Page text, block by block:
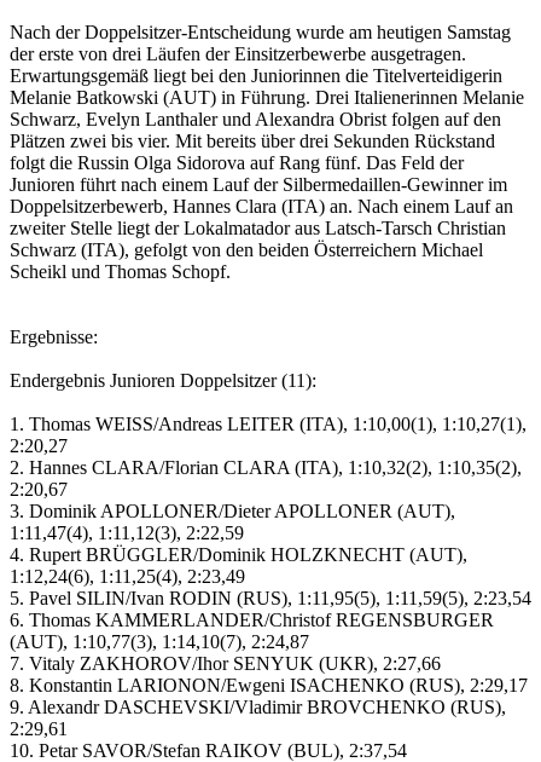
Nach der Doppelsitzer-Entscheidung wurde am heutigen Samstag
der erste von drei Läufen der Einsitzerbewerbe ausgetragen.
Erwartungsgemäß liegt bei den Juniorinnen die Titelverteidigerin
Melanie Batkowski (AUT) in Führung. Drei Italienerinnen Melanie
Schwarz, Evelyn Lanthaler und Alexandra Obrist folgen auf den
Plätzen zwei bis vier. Mit bereits über drei Sekunden Rückstand
folgt die Russin Olga Sidorova auf Rang fünf. Das Feld der
Junioren führt nach einem Lauf der Silbermedaillen-Gewinner im
Doppelsitzerbewerb, Hannes Clara (ITA) an. Nach einem Lauf an
zweiter Stelle liegt der Lokalmatador aus Latsch-Tarsch Christian
Schwarz (ITA), gefolgt von den beiden Österreichern Michael
Scheikl und Thomas Schopf.
Ergebnisse:
Endergebnis Junioren Doppelsitzer (11):
1. Thomas WEISS/Andreas LEITER (ITA), 1:10,00(1), 1:10,27(1),
2:20,27
2. Hannes CLARA/Florian CLARA (ITA), 1:10,32(2), 1:10,35(2),
2:20,67
3. Dominik APOLLONER/Dieter APOLLONER (AUT),
1:11,47(4), 1:11,12(3), 2:22,59
4. Rupert BRÜGGLER/Dominik HOLZKNECHT (AUT),
1:12,24(6), 1:11,25(4), 2:23,49
5. Pavel SILIN/Ivan RODIN (RUS), 1:11,95(5), 1:11,59(5), 2:23,54
6. Thomas KAMMERLANDER/Christof REGENSBURGER
(AUT), 1:10,77(3), 1:14,10(7), 2:24,87
7. Vitaly ZAKHOROV/Ihor SENYUK (UKR), 2:27,66
8. Konstantin LARIONON/Ewgeni ISACHENKO (RUS), 2:29,17
9. Alexandr DASCHEVSKI/Vladimir BROVCHENKO (RUS),
2:29,61
10. Petar SAVOR/Stefan RAIKOV (BUL), 2:37,54